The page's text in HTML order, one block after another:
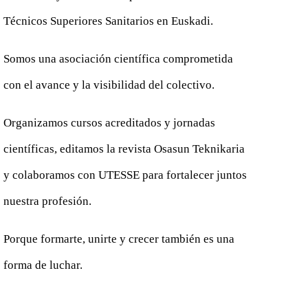
Técnicos Superiores Sanitarios en Euskadi.
Somos una asociación científica comprometida
con el avance y la visibilidad del colectivo.
Organizamos cursos acreditados y jornadas
científicas, editamos la revista Osasun Teknikaria
y colaboramos con UTESSE para fortalecer juntos
nuestra profesión.
Porque formarte, unirte y crecer también es una
forma de luchar.